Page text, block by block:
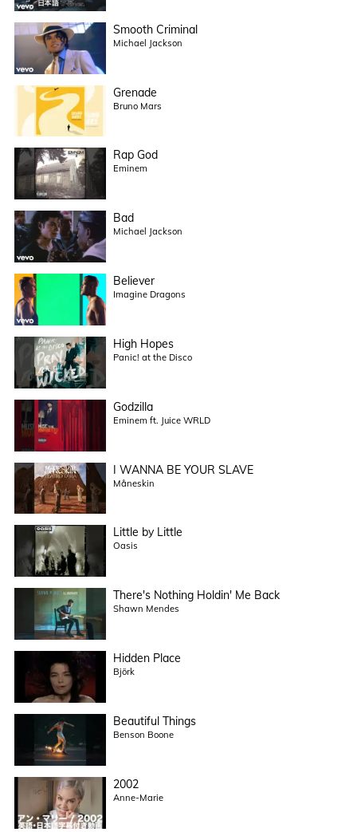
Smooth Criminal
Michael Jackson
Grenade
Bruno Mars
Rap God
Eminem
Bad
Michael Jackson
Believer
Imagine Dragons
High Hopes
Panic! at the Disco
Godzilla
Eminem ft. Juice WRLD
I WANNA BE YOUR SLAVE
Måneskin
Little by Little
Oasis
There's Nothing Holdin' Me Back
Shawn Mendes
Hidden Place
Björk
Beautiful Things
Benson Boone
2002
Anne-Marie